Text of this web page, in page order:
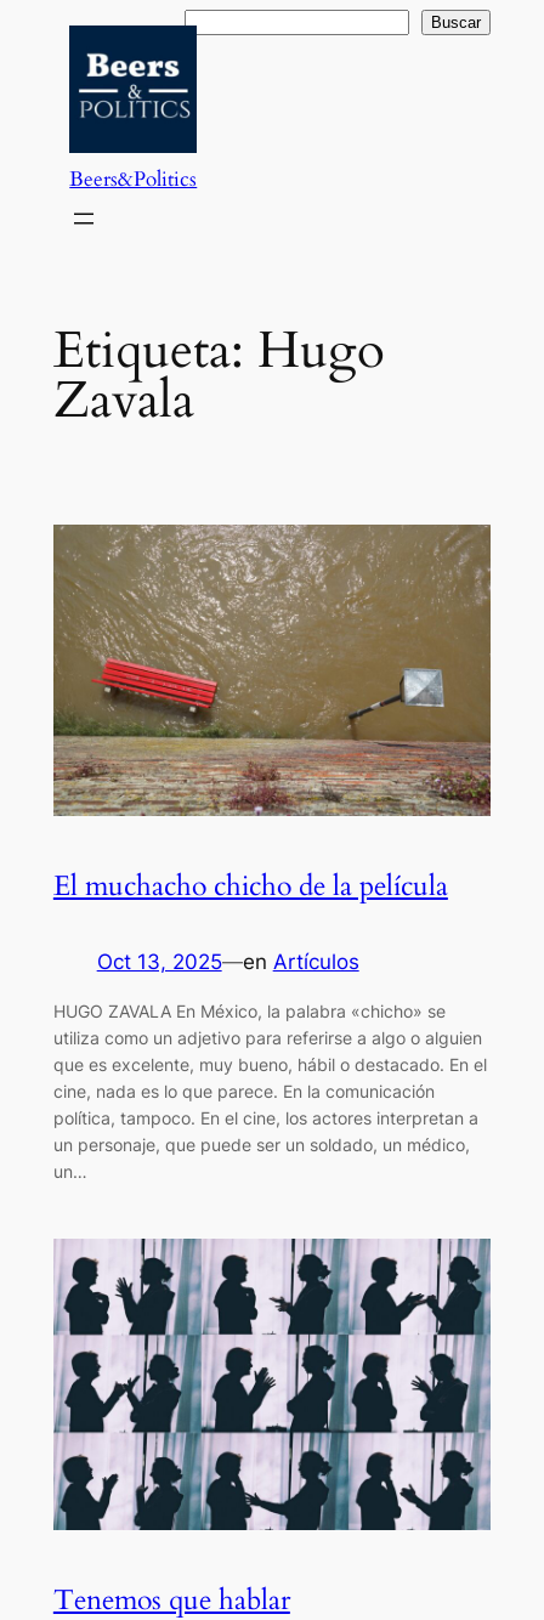
contenido
Buscar Buscar
Beers&Politics
Etiqueta: Hugo
Zavala
El muchacho chicho de la película
Oct 13, 2025—en Artículos
HUGO ZAVALA En México, la palabra «chicho» se
utiliza como un adjetivo para referirse a algo o alguien
que es excelente, muy bueno, hábil o destacado. En el
cine, nada es lo que parece. En la comunicación
política, tampoco. En el cine, los actores interpretan a
un personaje, que puede ser un soldado, un médico,
un…
Tenemos que hablar